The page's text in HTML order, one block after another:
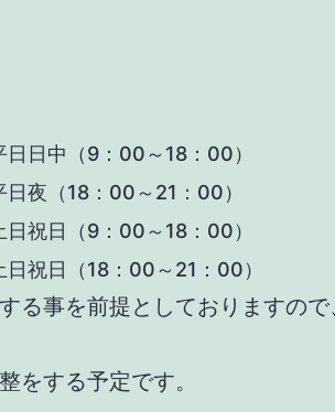
日日中（9：00～18：00）
日夜（18：00～21：00）
日祝日（9：00～18：00）
日祝日（18：00～21：00）
る事を前提としておりますの
をする予定です。